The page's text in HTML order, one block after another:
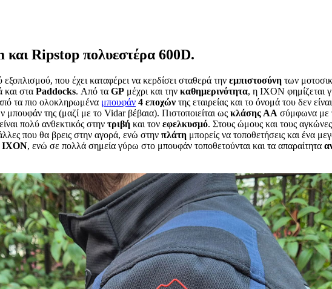
Ripstop πολυεστέρα 600D.
εξοπλισμού, που έχει καταφέρει να κερδίσει σταθερά την εμπιστοσύνη των
και στα Paddocks. Από τα GP μέχρι και την καθημερινότητα, η IXON φημίζεται
τα πιο ολοκληρωμένα μπουφάν 4 εποχών της εταιρείας και το όνομά του δεν
μπουφάν της (μαζί με το Vidar βέβαια). Πιστοποιείται ως κλάσης ΑΑ σύμφωνα με
πολύ ανθεκτικός στην τριβή και τον εφελκυσμό. Στους ώμους και τους
που θα βρεις στην αγορά, ενώ στην πλάτη μπορείς να τοποθετήσεις και ένα
IXON, ενώ σε πολλά σημεία γύρω στο μπουφάν τοποθετούνται και τα απαραίτητα